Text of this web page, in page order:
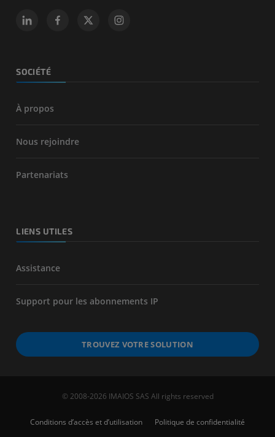
SOCIÉTÉ
À propos
Nous rejoindre
Partenariats
LIENS UTILES
Assistance
Support pour les abonnements IP
TROUVEZ VOTRE SOLUTION
© 2008-2026 IMAIOS SAS All rights reserved
Conditions d’accès et d’utilisation Politique de confidentialité